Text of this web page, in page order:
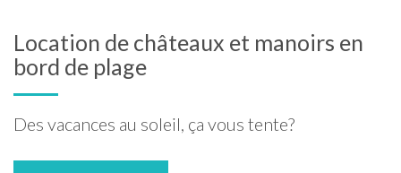
Location de châteaux et manoirs en
bord de plage
Des vacances au soleil, ça vous tente?